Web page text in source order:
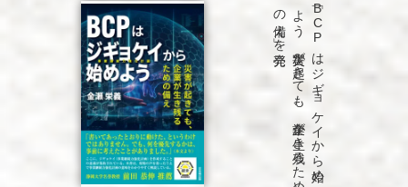
「B
C
P
は
ジ
ギ
ョ
ケ
イ
か
ら
始め
よ
う
災害が
起き
て
も
、
企業が
生き
残る
た
め
の
備え
」を
発売